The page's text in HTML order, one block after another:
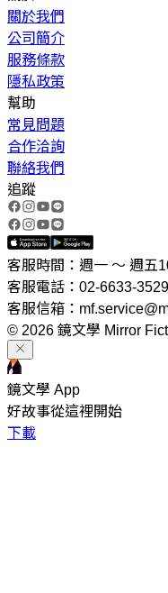
關於我們
公司簡介
服務條款
隱私政策
幫助
常見問題
合作洽詢
聯絡我們
追蹤
客服時間：週一 ～ 週五
客服電話：02-6633-3529
客服信箱：
© 2026 鏡文學 Mirror
鏡文學 App
好故事從這裡開始
下載